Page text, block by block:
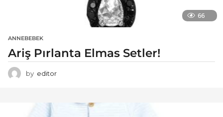
66
ANNEBEBEK
Ariş Pırlanta Elmas Setler!
by editor